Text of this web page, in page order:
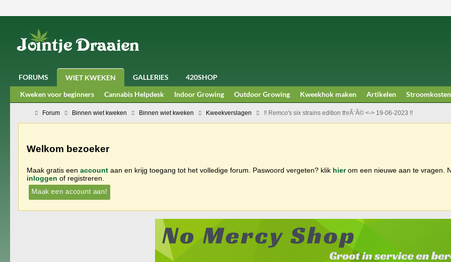
FORUMS WIET KWEKEN GALLERIES
420SHOP
Kweken voor beginners
Cannabis Helpdesk Indoor Growing Outdoor Growing Kweekhok maken Artikelen Stroomkosten
Forum Binnen wiet kweken Binnen wiet kweken Kweekverslagen !! Remco's six strains edition thrÃ¨Ã© <-> 19-06-2023 !!
Welkom bezoeker
Maak gratis een account aan en krijg toegang tot het volledige forum. Paswoord vergeten? klik hierom een nieuwe aan te vragen.
inloggen of registreren.
Maak een account aan!